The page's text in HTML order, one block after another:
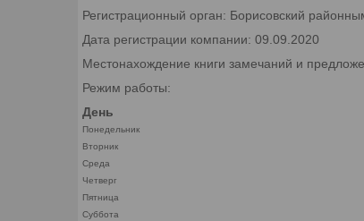
Регистрационный орган: Борисовский
Дата регистрации компании: 09.09.2020
Местонахождение книги замечаний и
Режим работы:
День
Понедельник
Вторник
Среда
Четверг
Пятница
Суббота